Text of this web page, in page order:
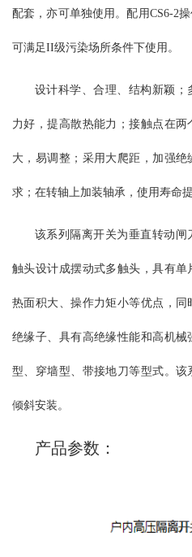
雾、腐蚀性和可燃性等侵蚀性物质
震动或地动可以忽略； f、特殊使
在开关底架上的隔板完全分开，通
加带接地刀的形式，可满足开关柜
开，从而保证维修时工人的绝对安
的刚性。GN30-12(D)G/
用线接触；该开关可采用JSXCN-
配套，亦可单独使用。配用CS6-2
可满足II级污染场所条件下使用。
设计科学、合理、结构新颖
力好，提高散热能力；接触点在
大，易调整；采用大爬距，加强
求；在转轴上加装轴承，使用寿命
该系列隔离开关为垂直转动
触头设计成摆动式多触头，具有
热面积大、操作力矩小等优点，
绝缘子、具有高绝缘性能和高机
型、穿墙型、带接地刀等型式。
倾斜安装。
产品参数：